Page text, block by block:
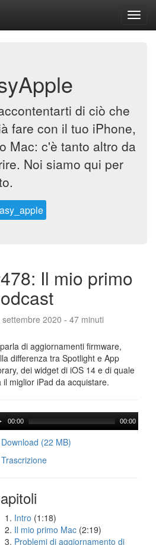
di ciò che
fare con il tuo iPhone,
Mac: c'è tanto altro da
Noi siamo qui per
Il mio primo
settembre 2020 - 47 minuti
di aggiornamenti firmware,
differenza tra Spotlight e App
dei widget di iOS 14 e di quale
il miglior iPad da acquistare.
00:00 00:00
Download (22 MB)
Intro (1:18)
Il mio primo Mac (2:19)
Problemi di aggiornamento di